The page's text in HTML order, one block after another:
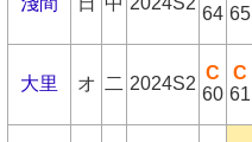
64 65
大里 オ 二 2024S2
C
60
C
61